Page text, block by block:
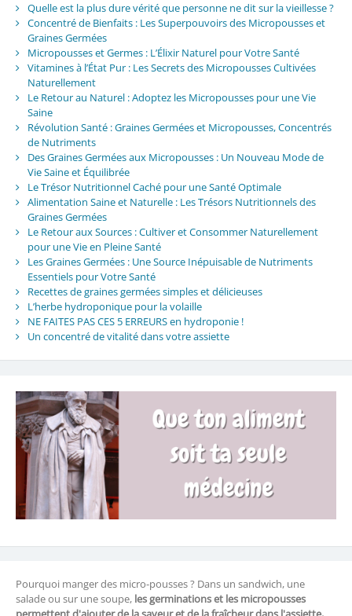
Quelle est la plus dure vérité que personne ne dit sur la vieillesse ?
Concentré de Bienfaits : Les Superpouvoirs des Micropousses et
Graines Germées
Micropousses et Germes : L’Élixir Naturel pour Votre Santé
Vitamines à l’État Pur : Les Secrets des Micropousses Cultivées
Naturellement
Le Retour au Naturel : Adoptez les Micropousses pour une Vie
Saine
Révolution Santé : Graines Germées et Micropousses, Concentrés
de Nutriments
Des Graines Germées aux Micropousses : Un Nouveau Mode de
Vie Saine et Équilibrée
Le Trésor Nutritionnel Caché pour une Santé Optimale
Alimentation Saine et Naturelle : Les Trésors Nutritionnels des
Graines Germées
Le Retour aux Sources : Cultiver et Consommer Naturellement
pour une Vie en Pleine Santé
Les Graines Germées : Une Source Inépuisable de Nutriments
Essentiels pour Votre Santé
Recettes de graines germées simples et délicieuses
L’herbe hydroponique pour la volaille
NE FAITES PAS CES 5 ERREURS en hydroponie !
Un concentré de vitalité dans votre assiette
Pourquoi manger des micro-pousses ? Dans un sandwich, une
salade ou sur une soupe, les germinations et les micropousses